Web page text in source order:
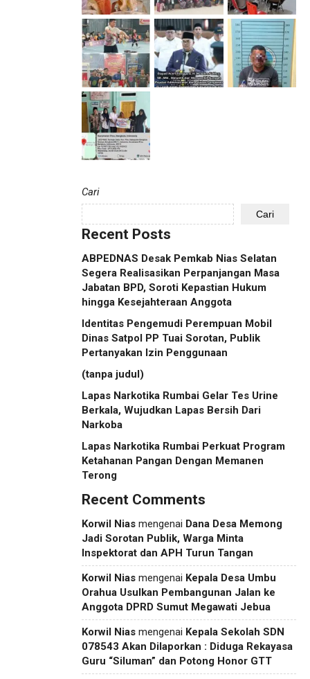
Cari
Cari
Recent Posts
ABPEDNAS Desak Pemkab Nias Selatan
Segera Realisasikan Perpanjangan Masa
Jabatan BPD, Soroti Kepastian Hukum
hingga Kesejahteraan Anggota
Identitas Pengemudi Perempuan Mobil
Dinas Satpol PP Tuai Sorotan, Publik
Pertanyakan Izin Penggunaan
(tanpa judul)
Lapas Narkotika Rumbai Gelar Tes Urine
Berkala, Wujudkan Lapas Bersih Dari
Narkoba
Lapas Narkotika Rumbai Perkuat Program
Ketahanan Pangan Dengan Memanen
Terong
Recent Comments
Korwil Nias mengenai Dana Desa Memong
Jadi Sorotan Publik, Warga Minta
Inspektorat dan APH Turun Tangan
Korwil Nias mengenai Kepala Desa Umbu
Orahua Usulkan Pembangunan Jalan ke
Anggota DPRD Sumut Megawati Jebua
Korwil Nias mengenai Kepala Sekolah SDN
078543 Akan Dilaporkan : Diduga Rekayasa
Guru “Siluman” dan Potong Honor GTT